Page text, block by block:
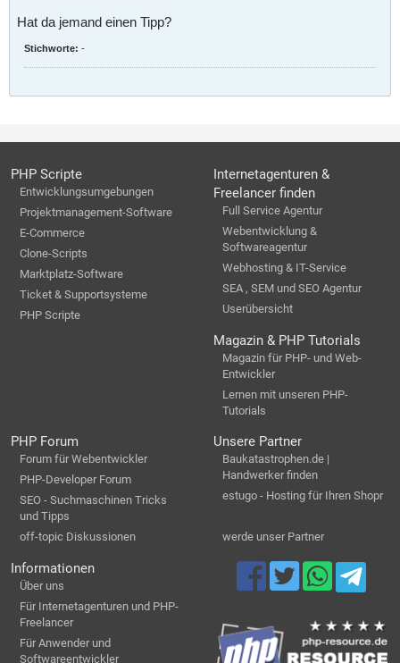
Hat da jemand einen Tipp?
Stichworte: -
PHP Scripte
Entwicklungsumgebungen
Projektmanagement-Software
E-Commerce
Clone-Scripts
Marktplatz-Software
Ticket & Supportsysteme
PHP Scripte
Internetagenturen &
Freelancer finden
Full Service Agentur
Webentwicklung &
Softwareagentur
Webhosting & IT-Service
SEA , SEM und SEO Agentur
Userübersicht
Magazin & PHP Tutorials
Magazin für PHP- und Web-
Entwickler
Lernen mit unseren PHP-
Tutorials
PHP Forum
Forum für Webentwickler
PHP-Developer Forum
SEO - Suchmaschinen Tricks
und Tipps
off-topic Diskussionen
Unsere Partner
Baukatastrophen.de |
Handwerker finden
estugo - Hosting für Ihren Shopr
werde unser Partner
Informationen
Über uns
Für Internetagenturen und PHP-
Freelancer
Für Anwender und
Softwareentwickler